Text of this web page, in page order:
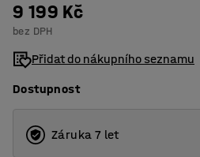
9 199 Kč
bez DPH
Přidat do nákupního seznamu
Dostupnost
Záruka 7 let